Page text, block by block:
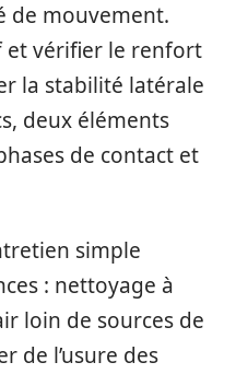
de mouvement.
et vérifier le renfort
la stabilité latérale
deux éléments
de contact et
simple
: nettoyage à
loin de sources de
de l’usure des